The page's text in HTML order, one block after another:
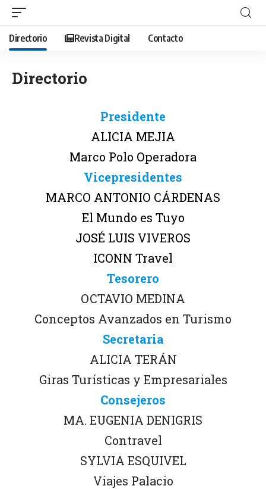
Directorio Revista Digital Contacto
Directorio
Presidente
ALICIA MEJIA
Marco Polo Operadora
Vicepresidentes
MARCO ANTONIO CÁRDENAS
El Mundo es Tuyo
JOSÉ LUIS VIVEROS
ICONN Travel
Tesorero
OCTAVIO MEDINA
Conceptos Avanzados en Turismo
Secretaria
ALICIA TERÁN
Giras Turísticas y Empresariales
Consejeros
MA. EUGENIA DENIGRIS
Contravel
SYLVIA ESQUIVEL
Viajes Palacio